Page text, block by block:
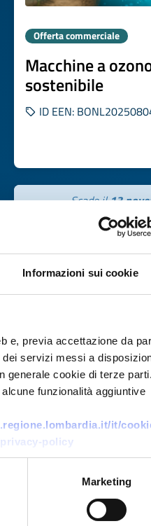
Informazioni sui cookie
e, previa accettazione da
dei servizi messi a
generale cookie di terze parti.
funzionalità aggiuntive
it/
policy
Marketing
Offerta commerciale
Macchine a
sostenibile
ID EEN:
Scade il13
Sicurezza
su IA e imaging
IP / NVR / VMS
ID EEN: